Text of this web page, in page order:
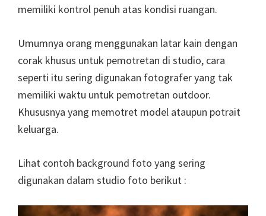
memiliki kontrol penuh atas kondisi ruangan.
Umumnya orang menggunakan latar kain dengan
corak khusus untuk pemotretan di studio, cara
seperti itu sering digunakan fotografer yang tak
memiliki waktu untuk pemotretan outdoor.
Khususnya yang memotret model ataupun potrait
keluarga.
Lihat contoh background foto yang sering
digunakan dalam studio foto berikut :